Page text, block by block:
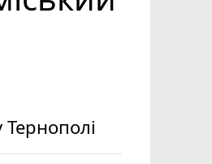
Тернополі